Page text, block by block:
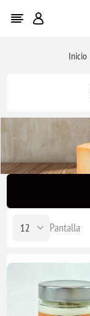
Inicio
Pantalla